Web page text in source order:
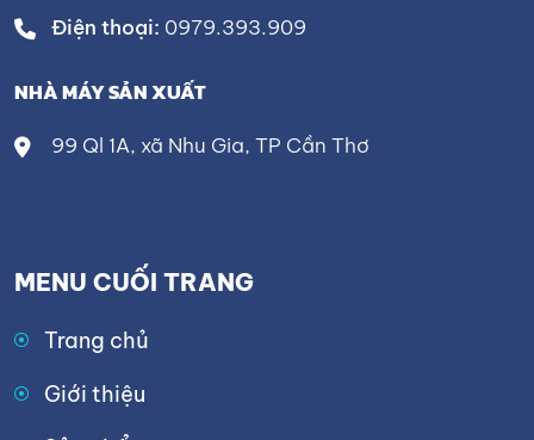
Điện thoại: 0979.393.909
NHÀ MÁY SẢN XUẤT
99 Ql 1A, xã Nhu Gia, TP Cần Thơ
MENU CUỐI TRANG
Trang chủ
Giới thiệu